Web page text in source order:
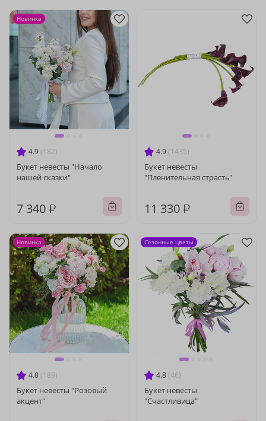
4.9 (182)
Букет невесты "Начало
нашей сказки"
7 340 ₽
Новинка
4.9 (1435)
Букет невесты
"Пленительная страсть"
11 330 ₽
4.8 (189)
Букет невесты "Розовый
акцент"
Новинка
4.8 (46)
Букет невесты
"Счастливица"
Сезонные цветы